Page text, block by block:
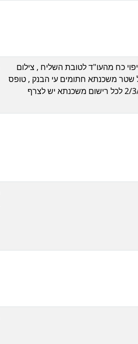
כח מהעו"ד לטובת השליח , צילום
מהבנק של שטר משכנתא חתומים עי הבנק , טופס
בקשה לרישום משכנתא והחל מיום 2/3/14 לכל רישום משכנתא יש לצרף